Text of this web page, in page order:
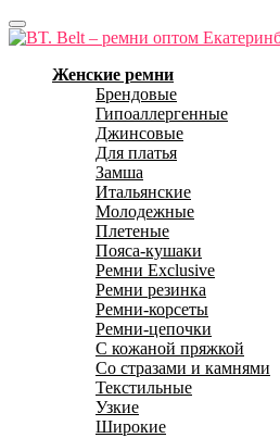
Женские ремни
Брендовые
Гипоаллергенные
Джинсовые
Для платья
Замша
Итальянские
Молодежные
Плетеные
Пояса-кушаки
Ремни Exclusive
Ремни резинка
Ремни-корсеты
Ремни-цепочки
С кожаной пряжкой
Со стразами и камнями
Текстильные
Узкие
Широкие